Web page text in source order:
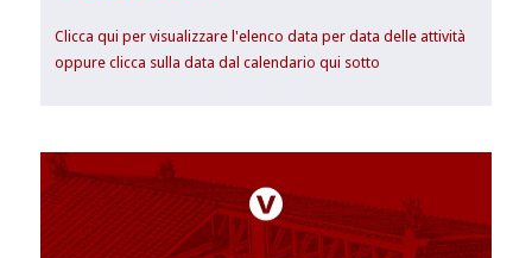
Clicca qui per visualizzare l'elenco data per data delle attività
oppure clicca sulla data dal calendario qui sotto